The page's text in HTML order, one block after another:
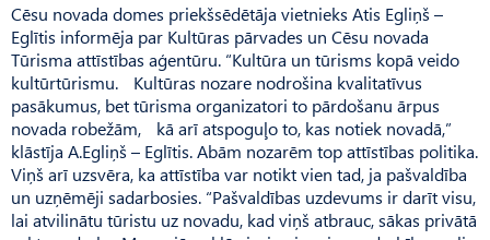
Cēsu novada domes priekšsēdētāja vietnieks Atis Egliņš –
Eglītis informēja par Kultūras pārvades un Cēsu novada
Tūrisma attīstības aģentūru. “Kultūra un tūrisms kopā veido
kultūrtūrismu. Kultūras nozare nodrošina kvalitatīvus
pasākumus, bet tūrisma organizatori to pārdošanu ārpus
novada robežām, kā arī atspoguļo to, kas notiek novadā,”
klāstīja A.Egliņš – Eglītis. Abām nozarēm top attīstības politika.
Viņš arī uzsvēra, ka attīstība var notikt vien tad, ja pašvaldība
un uzņēmēji sadarbosies. “Pašvaldības uzdevums ir darīt visu,
lai atvilinātu tūristu uz novadu, kad viņš atbrauc, sākas privātā